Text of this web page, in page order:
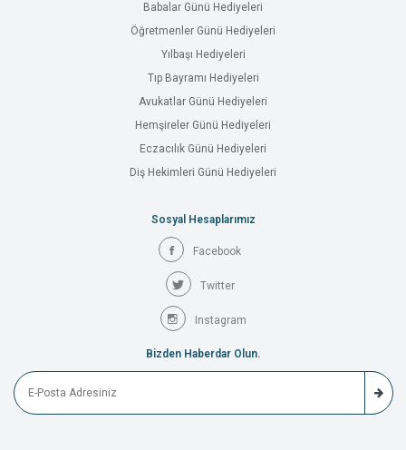
Babalar Günü Hediyeleri
Öğretmenler Günü Hediyeleri
Yılbaşı Hediyeleri
Tıp Bayramı Hediyeleri
Avukatlar Günü Hediyeleri
Hemşireler Günü Hediyeleri
Eczacılık Günü Hediyeleri
Diş Hekimleri Günü Hediyeleri
Sosyal Hesaplarımız
Facebook
Twitter
Instagram
Bizden Haberdar Olun.